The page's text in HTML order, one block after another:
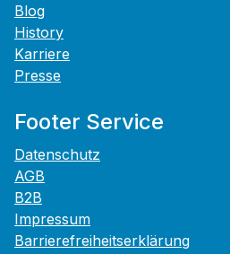
Blog
History
Karriere
Presse
Footer Service
Datenschutz
AGB
B2B
Impressum
Barrierefreiheitserklärung